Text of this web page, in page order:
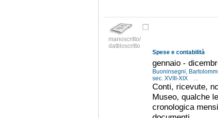
manoscritto/
dattiloscritto
Spese e contabilità
gennaio -
Buoninsegni,
sec. XVIII-XIX
...
Conti, ricevute,
Museo, qualche
cronologica